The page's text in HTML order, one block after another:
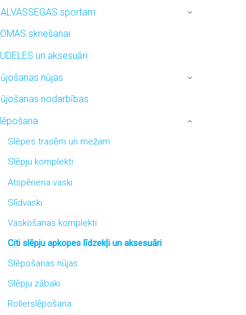
sportam ›
skriešanai
un aksesuāri
nūjas
›
nodarbības
Slēpes trasēm un mežam
Slēpju komplekti
Atspēriena vaski
Slīdvaski
Vaskošanas komplekti
Citi slēpju apkopes līdzekļi un aksesuāri
Slēpošanas nūjas
Slēpju zābaki
Rollerslēpošana
›